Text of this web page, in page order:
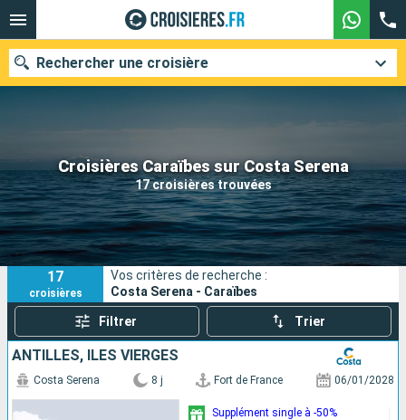
Croisières Caraïbes sur Costa Serena
17 croisières trouvées
Rechercher une croisière
Nos destinations
Mois de départ
Ports Compagnies
Rechercher
17
croisières
Vos critères de recherche :
Costa Serena - Caraïbes
Filtrer Trier
ANTILLES, ILES VIERGES
Costa Serena 8 j Fort de France 06/01/2028
Supplément single à -50%